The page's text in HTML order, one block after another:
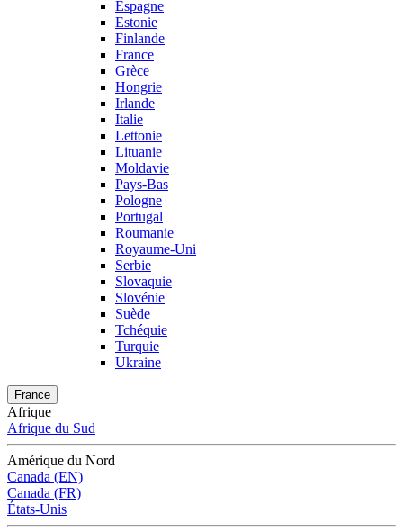
Espagne
Estonie
Finlande
France
Grèce
Hongrie
Irlande
Italie
Lettonie
Lituanie
Moldavie
Pays-Bas
Pologne
Portugal
Roumanie
Royaume-Uni
Serbie
Slovaquie
Slovénie
Suède
Tchéquie
Turquie
Ukraine
France
Afrique
Afrique du Sud
Amérique du Nord
Canada (EN)
Canada (FR)
États-Unis